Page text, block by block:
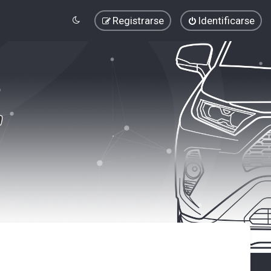
Identificarse
Registrarse